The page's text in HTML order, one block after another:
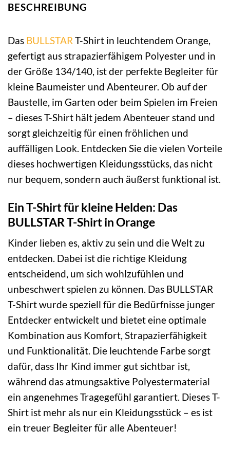
BESCHREIBUNG
Das BULLSTAR T-Shirt in leuchtendem Orange,
gefertigt aus strapazierfähigem Polyester und in
der Größe 134/140, ist der perfekte Begleiter für
kleine Baumeister und Abenteurer. Ob auf der
Baustelle, im Garten oder beim Spielen im Freien
– dieses T-Shirt hält jedem Abenteuer stand und
sorgt gleichzeitig für einen fröhlichen und
auffälligen Look. Entdecken Sie die vielen Vorteile
dieses hochwertigen Kleidungsstücks, das nicht
nur bequem, sondern auch äußerst funktional ist.
Ein T-Shirt für kleine Helden: Das
BULLSTAR T-Shirt in Orange
Kinder lieben es, aktiv zu sein und die Welt zu
entdecken. Dabei ist die richtige Kleidung
entscheidend, um sich wohlzufühlen und
unbeschwert spielen zu können. Das BULLSTAR
T-Shirt wurde speziell für die Bedürfnisse junger
Entdecker entwickelt und bietet eine optimale
Kombination aus Komfort, Strapazierfähigkeit
und Funktionalität. Die leuchtende Farbe sorgt
dafür, dass Ihr Kind immer gut sichtbar ist,
während das atmungsaktive Polyestermaterial
ein angenehmes Tragegefühl garantiert. Dieses T-
Shirt ist mehr als nur ein Kleidungsstück – es ist
ein treuer Begleiter für alle Abenteuer!